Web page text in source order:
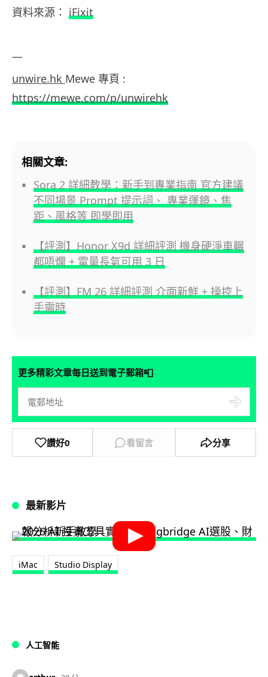
資料來源： iFixit
—
unwire.hk Mewe 專頁 :
https://mewe.com/p/unwirehk
相關文章:
Sora 2 詳細教學：新手到專業指南 官方建議
不同場景 Prompt 提示詞、 專業運鏡、焦
距、風格等 即學即用
【評測】Honor X9d 詳細評測 機身硬淨車輾
都唔爛 + 電量長氣可用 3 日
【評測】FM 26 詳細評測 介面新鮮 + 操控上
手需時
更多精彩文章每日送到電子郵箱📮
讚好0 看留言 分享
最新影片
iMac Studio Display
人工智能